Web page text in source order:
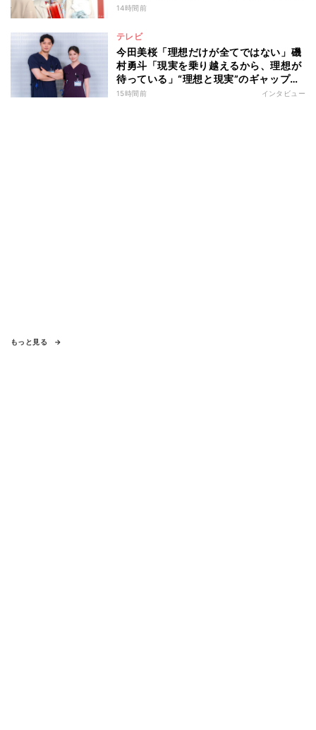
14時間前
テレビ
今田美桜「理想だけが全てではない」磯
村勇斗「現実を乗り越えるから、理想が
待っている」“理想と現実”のギャップに
悩む人へ 第一線で活躍する俳優2人の
15時間前 インタビュー
もっと見る